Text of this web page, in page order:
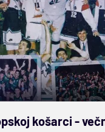
košarci -